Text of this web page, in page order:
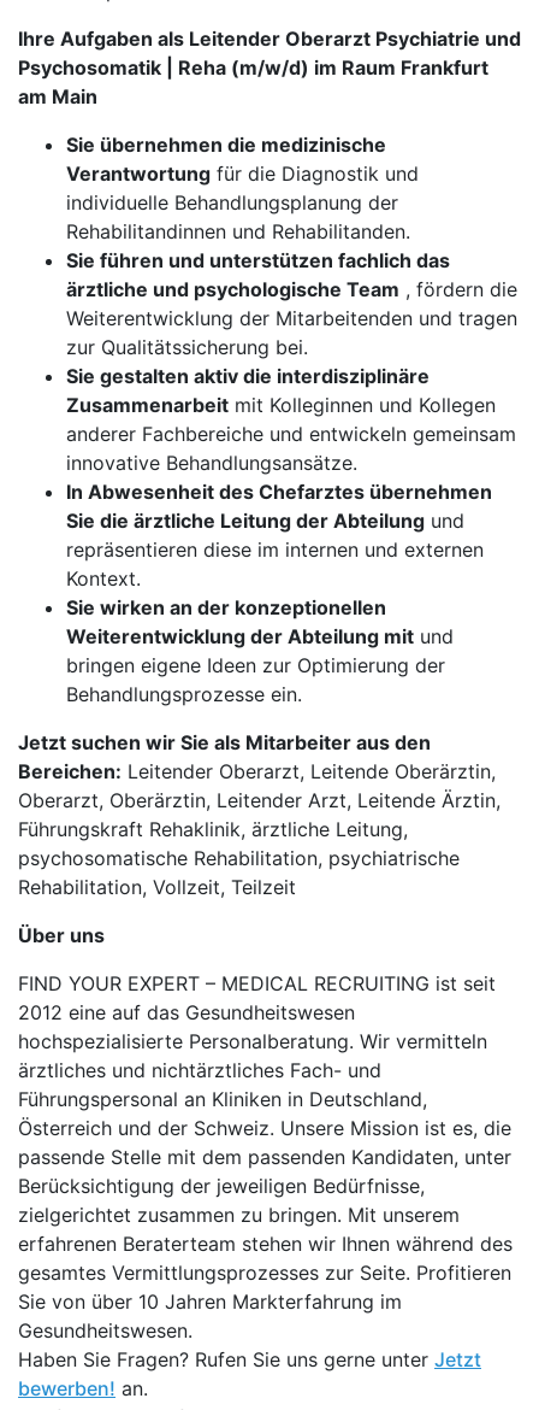
Ihre Aufgaben als Leitender Oberarzt Psychiatrie und
Psychosomatik | Reha (m/w/d) im Raum Frankfurt
am Main
Sie übernehmen die medizinische
Verantwortung für die Diagnostik und
individuelle Behandlungsplanung der
Rehabilitandinnen und Rehabilitanden.
Sie führen und unterstützen fachlich das
ärztliche und psychologische Team , fördern die
Weiterentwicklung der Mitarbeitenden und tragen
zur Qualitätssicherung bei.
Sie gestalten aktiv die interdisziplinäre
Zusammenarbeit mit Kolleginnen und Kollegen
anderer Fachbereiche und entwickeln gemeinsam
innovative Behandlungsansätze.
In Abwesenheit des Chefarztes übernehmen
Sie die ärztliche Leitung der Abteilung und
repräsentieren diese im internen und externen
Kontext.
Sie wirken an der konzeptionellen
Weiterentwicklung der Abteilung mit und
bringen eigene Ideen zur Optimierung der
Behandlungsprozesse ein.
Jetzt suchen wir Sie als Mitarbeiter aus den
Bereichen: Leitender Oberarzt, Leitende Oberärztin,
Oberarzt, Oberärztin, Leitender Arzt, Leitende Ärztin,
Führungskraft Rehaklinik, ärztliche Leitung,
psychosomatische Rehabilitation, psychiatrische
Rehabilitation, Vollzeit, Teilzeit
Über uns
FIND YOUR EXPERT – MEDICAL RECRUITING ist seit
2012 eine auf das Gesundheitswesen
hochspezialisierte Personalberatung. Wir vermitteln
ärztliches und nichtärztliches Fach- und
Führungspersonal an Kliniken in Deutschland,
Österreich und der Schweiz. Unsere Mission ist es, die
passende Stelle mit dem passenden Kandidaten, unter
Berücksichtigung der jeweiligen Bedürfnisse,
zielgerichtet zusammen zu bringen. Mit unserem
erfahrenen Beraterteam stehen wir Ihnen während des
gesamtes Vermittlungsprozesses zur Seite. Profitieren
Sie von über 10 Jahren Markterfahrung im
Gesundheitswesen.
Haben Sie Fragen? Rufen Sie uns gerne unter Jetzt
bewerben! an.